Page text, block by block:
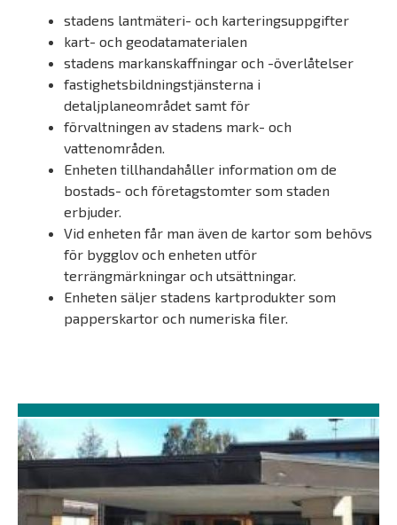
stadens lantmäteri- och karteringsuppgifter
kart- och geodatamaterialen
stadens markanskaffningar och -överlåtelser
fastighetsbildningstjänsterna i
detaljplaneområdet samt för
förvaltningen av stadens mark- och
vattenområden.
Enheten tillhandahåller information om de
bostads- och företagstomter som staden
erbjuder.
Vid enheten får man även de kartor som behövs
för bygglov och enheten utför
terrängmärkningar och utsättningar.
Enheten säljer stadens kartprodukter som
papperskartor och numeriska filer.